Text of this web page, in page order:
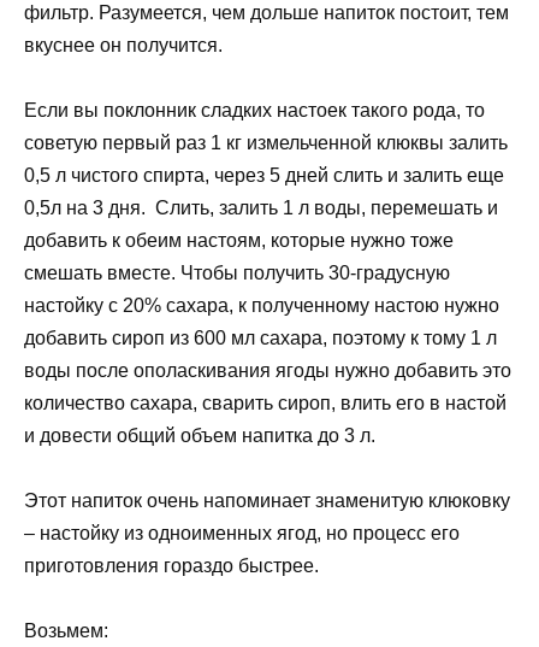
фильтр. Разумеется, чем дольше напиток постоит, тем
вкуснее он получится.
Если вы поклонник сладких настоек такого рода, то
советую первый раз 1 кг измельченной клюквы залить
0,5 л чистого спирта, через 5 дней слить и залить еще
0,5л на 3 дня. Слить, залить 1 л воды, перемешать и
добавить к обеим настоям, которые нужно тоже
смешать вместе. Чтобы получить 30-градусную
настойку с 20% сахара, к полученному настою нужно
добавить сироп из 600 мл сахара, поэтому к тому 1 л
воды после ополаскивания ягоды нужно добавить это
количество сахара, сварить сироп, влить его в настой
и довести общий объем напитка до 3 л.
Этот напиток очень напоминает знаменитую клюковку
– настойку из одноименных ягод, но процесс его
приготовления гораздо быстрее.
Возьмем: